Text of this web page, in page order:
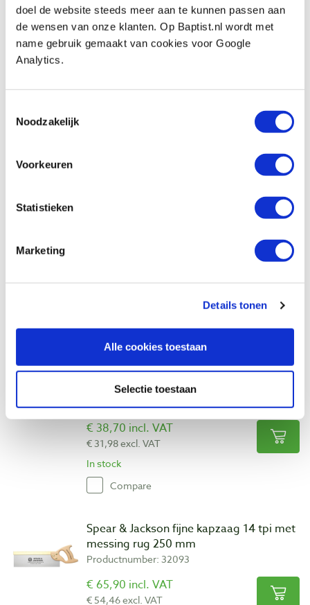
doel de website steeds meer aan te kunnen passen aan
de wensen van onze klanten. Op Baptist.nl wordt met
name gebruik gemaakt van cookies voor Google
Analytics.
Noodzakelijk
Voorkeuren
Statistieken
Marketing
Details tonen
Alle cookies toestaan
Selectie toestaan
In stock
Compare
Productnumber: 32104
Spear & Jackson Predator Triplefast 9 tpi
€ 33,39 excl. VAT
Compare
Eclipse multizaag 10 tpi met kunststof
handvat 375 mm
€ 38,70 incl. VAT
€ 31,98 excl. VAT
In stock
Compare
Spear & Jackson fijne kapzaag 14 tpi met
messing rug 250 mm
Productnumber: 32093
€ 65,90 incl. VAT
€ 54,46 excl. VAT